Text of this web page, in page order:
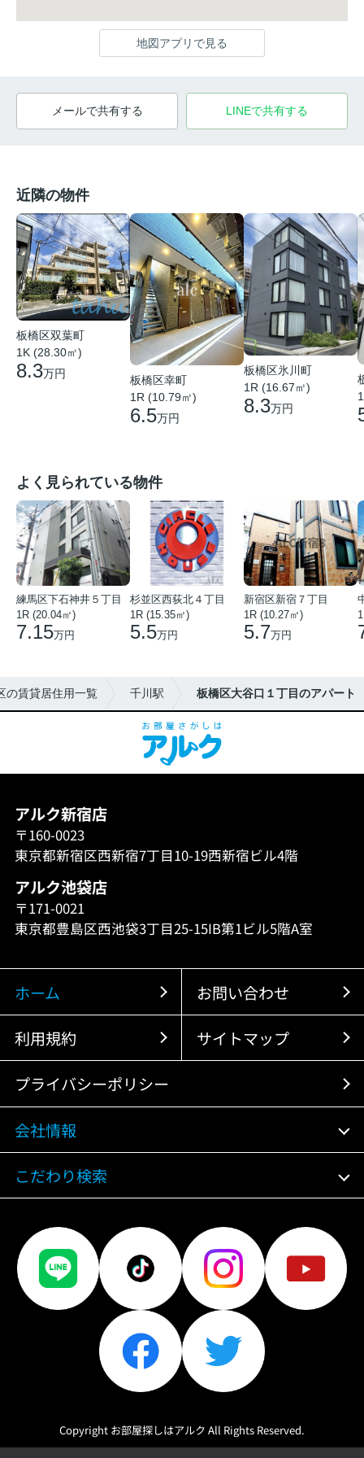
地図アプリで見る
メールで共有する LINEで共有する
近隣の物件
板橋区双葉町
1K (28.30㎡)
8.3万円
板橋区幸町
1R (10.79㎡)
6.5万円
板橋区氷川町
1R (16.67㎡)
8.3万円
よく見られている物件
練馬区下石神井５丁目
1R (20.04㎡)
7.15万円
杉並区西荻北４丁目
1R (15.35㎡)
5.5万円
新宿区新宿７丁目
1R (10.27㎡)
5.7万円
の賃貸居住用一覧 千川駅 板橋区大谷口１丁目のアパート
アルク新宿店
〒160-0023
東京都新宿区西新宿7丁目10-19西新宿ビル4階
アルク池袋店
〒171-0021
東京都豊島区西池袋3丁目25-15IB第1ビル5階A室
ホーム お問い合わせ
利用規約 サイトマップ
プライバシーポリシー
会社情報
こだわり検索
Copyright お部屋探しはアルク All Rights Reserved.